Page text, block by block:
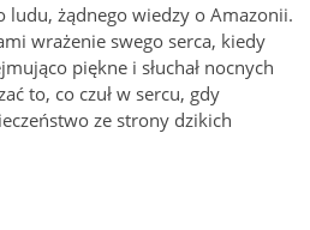
ludu, żądnego wiedzy o Amazonii.
wrażenie swego serca, kiedy
piękne i słuchał nocnych
to, co czuł w sercu, gdy
ze strony dzikich